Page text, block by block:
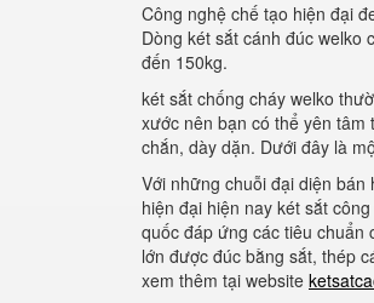
Công nghệ chế tạo hiện đại
Dòng két sắt cánh đúc
đến 150kg.
két sắt chống cháy welko
xước nên bạn có thể yên
chắn, dày dặn. Dưới đây là
Với những chuỗi đại diện
hiện đại hiện nay két sắt
quốc đáp ứng các tiêu chuẩn
lớn được đúc bằng sắt, thép
xem thêm tại website